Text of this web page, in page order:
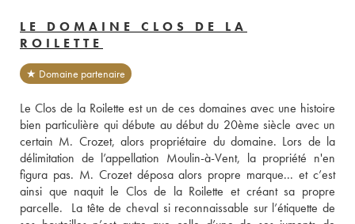
LE DOMAINE CLOS DE LA
ROILETTE
★ Domaine partenaire
Le Clos de la Roilette est un de ces domaines avec une histoire
bien particulière qui débute au début du 20ème siècle avec un
certain M. Crozet, alors propriétaire du domaine. Lors de la
délimitation de l’appellation Moulin-à-Vent, la propriété n'en
figura pas. M. Crozet déposa alors propre marque... et c’est
ainsi que naquit le Clos de la Roilette et créant sa propre
parcelle.  La tête de cheval si reconnaissable sur l’étiquette de